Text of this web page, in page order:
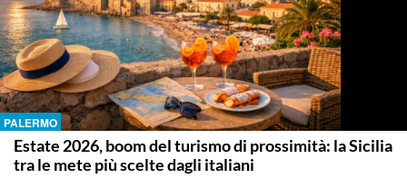
PALERMO
Estate 2026, boom del turismo di prossimità: la Sicilia
tra le mete più scelte dagli italiani